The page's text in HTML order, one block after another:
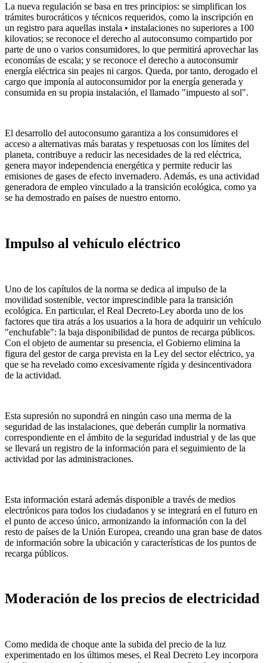
La nueva regulación se basa en tres principios: se simplifican los
trámites burocráticos y técnicos requeridos, como la inscripción en
un registro para aquellas instala • instalaciones no superiores a 100
kilovatios; se reconoce el derecho al autoconsumo compartido por
parte de uno o varios consumidores, lo que permitirá aprovechar las
economías de escala; y se reconoce el derecho a autoconsumir
energía eléctrica sin peajes ni cargos. Queda, por tanto, derogado el
cargo que imponía al autoconsumidor por la energía generada y
consumida en su propia instalación, el llamado "impuesto al sol".
El desarrollo del autoconsumo garantiza a los consumidores el
acceso a alternativas más baratas y respetuosas con los límites del
planeta, contribuye a reducir las necesidades de la red eléctrica,
genera mayor independencia energética y permite reducir las
emisiones de gases de efecto invernadero. Además, es una actividad
generadora de empleo vinculado a la transición ecológica, como ya
se ha demostrado en países de nuestro entorno.
Impulso al vehículo eléctrico
Uno de los capítulos de la norma se dedica al impulso de la
movilidad sostenible, vector imprescindible para la transición
ecológica. En particular, el Real Decreto-Ley aborda uno de los
factores que tira atrás a los usuarios a la hora de adquirir un vehículo
"enchufable": la baja disponibilidad de puntos de recarga públicos.
Con el objeto de aumentar su presencia, el Gobierno elimina la
figura del gestor de carga prevista en la Ley del sector eléctrico, ya
que se ha revelado como excesivamente rígida y desincentivadora
de la actividad.
Esta supresión no supondrá en ningún caso una merma de la
seguridad de las instalaciones, que deberán cumplir la normativa
correspondiente en el ámbito de la seguridad industrial y de las que
se llevará un registro de la información para el seguimiento de la
actividad por las administraciones.
Esta información estará además disponible a través de medios
electrónicos para todos los ciudadanos y se integrará en el futuro en
el punto de acceso único, armonizando la información con la del
resto de países de la Unión Europea, creando una gran base de datos
de información sobre la ubicación y características de los puntos de
recarga públicos.
Moderación de los precios de electricidad
Como medida de choque ante la subida del precio de la luz
experimentado en los últimos meses, el Real Decreto Ley incorpora